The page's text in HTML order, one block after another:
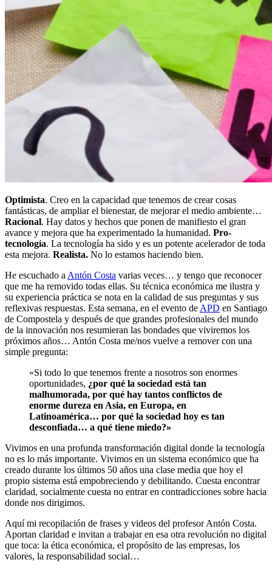
Optimista. Creo en la capacidad que tenemos de crear cosas
fantásticas, de ampliar el bienestar, de mejorar el medio ambiente…
Racional. Hay datos y hechos que ponen de manifiesto el gran
avance y mejora que ha experimentado la humanidad. Pro-
tecnología. La tecnología ha sido y es un potente acelerador de toda
esta mejora. Realista. No lo estamos haciendo bien.
He escuchado a Antón Costa varias veces… y tengo que reconocer
que me ha removido todas ellas. Su técnica económica me ilustra y
su experiencia práctica se nota en la calidad de sus preguntas y sus
reflexivas respuestas. Esta semana, en el evento de APD en Santiago
de Compostela y después de que grandes profesionales del mundo
de la innovación nos resumieran las bondades que viviremos los
próximos años… Antón Costa me/nos vuelve a remover con una
simple pregunta:
«Si todo lo que tenemos frente a nosotros son enormes
oportunidades, ¿por qué la sociedad está tan
malhumorada, por qué hay tantos conflictos de
enorme dureza en Asia, en Europa, en
Latinoamérica… por qué la sociedad hoy es tan
desconfiada… a qué tiene miedo?»
Vivimos en una profunda transformación digital donde la tecnología
no es lo más importante. Vivimos en un sistema económico que ha
creado durante los últimos 50 años una clase media que hoy el
propio sistema está empobreciendo y debilitando. Cuesta encontrar
claridad, socialmente cuesta no entrar en contradicciones sobre hacia
donde nos dirigimos.
Aquí mi recopilación de frases y videos del profesor Antón Costa.
Aportan claridad e invitan a trabajar en esa otra revolución no digital
que toca: la ética económica, el propósito de las empresas, los
valores, la responsabilidad social…